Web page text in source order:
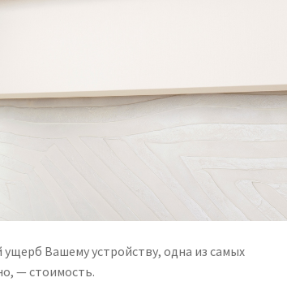
Вашему устройству, одна из самых
— стоимость.